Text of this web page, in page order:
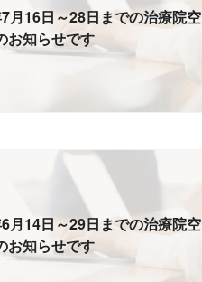
月16日～28日までの治療院空
お知らせです
月14日～29日までの治療院空
お知らせです